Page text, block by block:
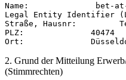
Name:              bet-at-
Legal Entity Identifier
Straße, Hausnr:
PLZ:              40474
2. Grund der Mitteilung
(Stimmrechten)